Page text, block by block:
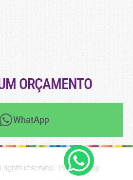
ORÇAMENTO
WhatApp
rights reserved. Powered by